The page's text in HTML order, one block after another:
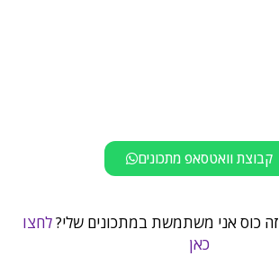
קבוצת וואטסאפ מתכונים
כוס אני משתמשת במתכונים שלי?לחצו
כאן